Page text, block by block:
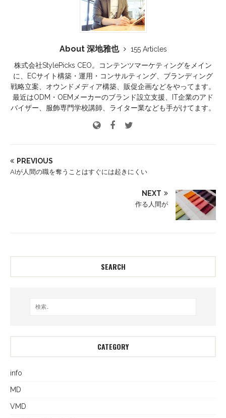
About 深地雅也
155 Articles
株式会社StylePicks CEO。コンテンツマーケティングをメイン
に、ECサイト構築・運用・コンサルティング、ブランディング
戦略立案、オウンドメディア構築、販促企画などをやってます。
最近はODM・OEMメーカーのブランド設立支援、IT企業のアド
バイザー、服飾専門学校講師、ライター業なども手がけてます。
PREVIOUS
AIが人間の職を奪うことはすぐには起きにくい
NEXT
作る人間が
SEARCH
CATEGORY
info
MD
VMD